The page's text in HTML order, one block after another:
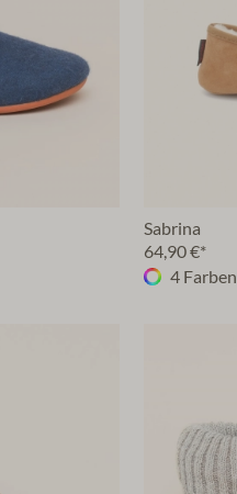
Sabrina
64,90 €*
4 Farben